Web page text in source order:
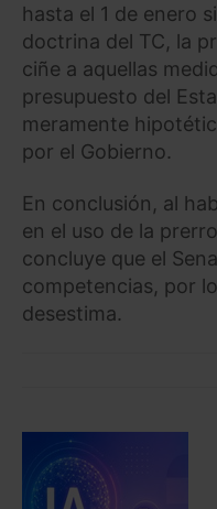
hasta el 1 de enero
doctrina del TC, la
ciñe a aquellas
presupuesto del
meramente
por el Gobierno.
En conclusión, al
en el uso de la
concluye que el
competencias, por
desestima.